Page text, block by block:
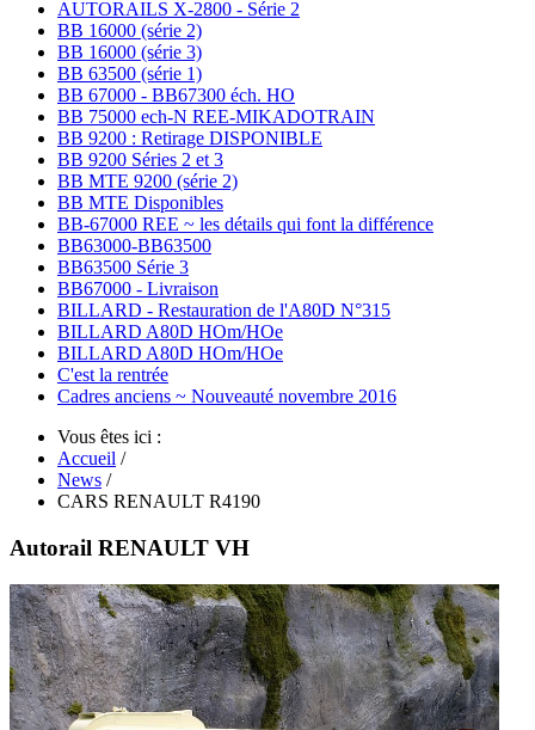
AUTORAILS X-2800 - Série 2
BB 16000 (série 2)
BB 16000 (série 3)
BB 63500 (série 1)
BB 67000 - BB67300 éch. HO
BB 75000 ech-N REE-MIKADOTRAIN
BB 9200 : Retirage DISPONIBLE
BB 9200 Séries 2 et 3
BB MTE 9200 (série 2)
BB MTE Disponibles
BB-67000 REE ~ les détails qui font la différence
BB63000-BB63500
BB63500 Série 3
BB67000 - Livraison
BILLARD - Restauration de l'A80D N°315
BILLARD A80D HOm/HOe
BILLARD A80D HOm/HOe
C'est la rentrée
Cadres anciens ~ Nouveauté novembre 2016
Vous êtes ici :
Accueil /
News /
CARS RENAULT R4190
Autorail RENAULT VH